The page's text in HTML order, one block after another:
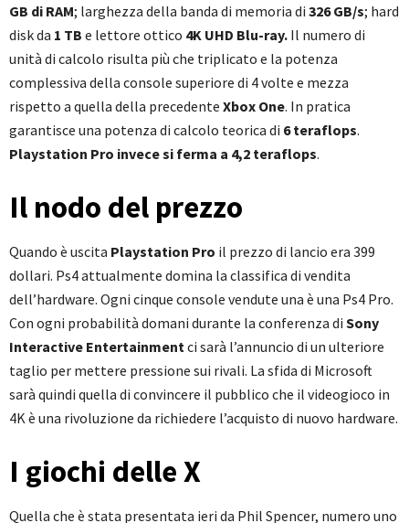
GB di RAM; larghezza della banda di memoria di 326 GB/s; hard
disk da 1 TB e lettore ottico 4K UHD Blu-ray. Il numero di
unità di calcolo risulta più che triplicato e la potenza
complessiva della console superiore di 4 volte e mezza
rispetto a quella della precedente Xbox One. In pratica
garantisce una potenza di calcolo teorica di 6 teraflops.
Playstation Pro invece si ferma a 4,2 teraflops.
Il nodo del prezzo
Quando è uscita Playstation Pro il prezzo di lancio era 399
dollari. Ps4 attualmente domina la classifica di vendita
dell’hardware. Ogni cinque console vendute una è una Ps4 Pro.
Con ogni probabilità domani durante la conferenza di Sony
Interactive Entertainmentci sarà l’annuncio di un ulteriore
taglio per mettere pressione sui rivali. La sfida di Microsoft
sarà quindi quella di convincere il pubblico che il videogioco in
4K è una rivoluzione da richiedere l’acquisto di nuovo hardware.
I giochi delle X
Quella che è stata presentata ieri da Phil Spencer, numero uno